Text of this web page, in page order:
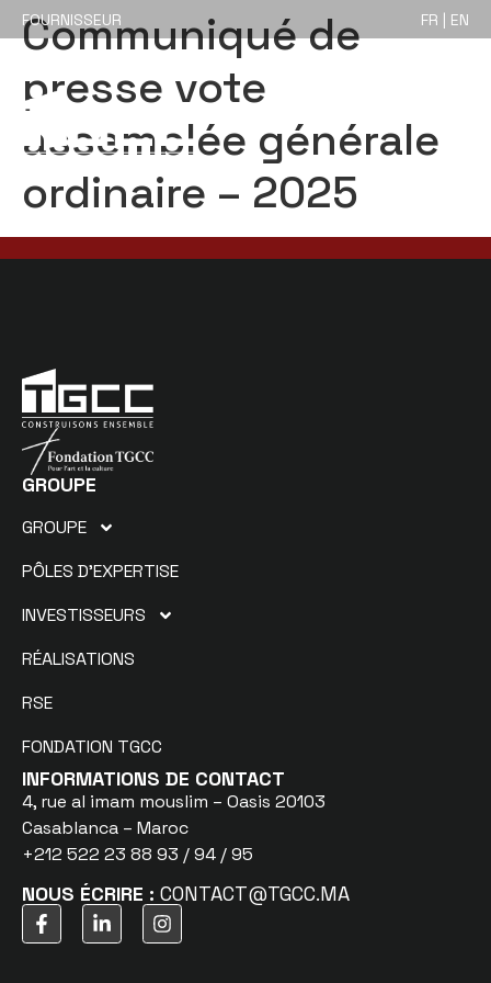
FOURNISSEUR FR | EN
Communiqué de
presse vote
assemblée générale
ordinaire – 2025
GROUPE
GROUPE
PÔLES D’EXPERTISE
INVESTISSEURS
RÉALISATIONS
RSE
FONDATION TGCC
INFORMATIONS DE CONTACT
4, rue al imam mouslim – Oasis 20103
Casablanca – Maroc
+212 522 23 88 93 / 94 / 95
NOUS ÉCRIRE : CONTACT@TGCC.MA